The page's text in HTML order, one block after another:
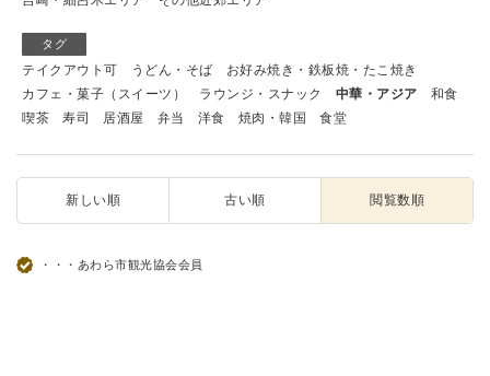
タグ
テイクアウト可 うどん・そば
お好み焼き・鉄板焼・たこ焼き
カフェ・菓子（スイーツ）
ラウンジ・スナック 中華・アジア
和食
喫茶
寿司 居酒屋 弁当 洋食 焼肉・韓国 食堂
新しい順 古い順 閲覧数順
・・・あわら市観光協会会員